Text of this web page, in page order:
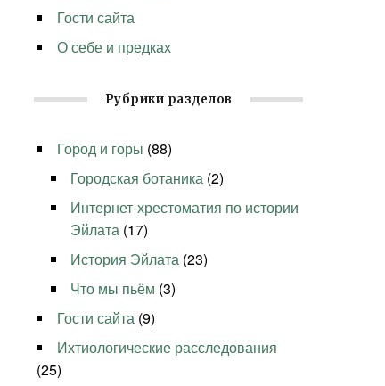
Гости сайта
О себе и предках
Рубрики разделов
Город и горы (88)
Городская ботаника (2)
Интернет-хрестоматия по истории
Эйлата (17)
История Эйлата (23)
Что мы пьём (3)
Гости сайта (9)
Ихтиологические расследования
(25)